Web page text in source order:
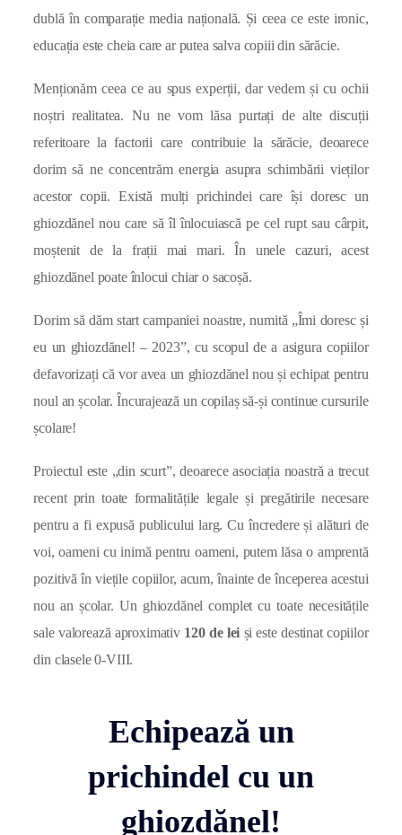
dublă în comparație media națională. Și ceea ce este ironic,
educația este cheia care ar putea salva copiii din sărăcie.
Menționăm ceea ce au spus experții, dar vedem și cu ochii
noștri realitatea. Nu ne vom lăsa purtați de alte discuții
referitoare la factorii care contribuie la sărăcie, deoarece
dorim să ne concentrăm energia asupra schimbării vieților
acestor copii. Există mulți prichindei care își doresc un
ghiozdănel nou care să îl înlocuiască pe cel rupt sau cârpit,
moștenit de la frații mai mari. În unele cazuri, acest
ghiozdănel poate înlocui chiar o sacoșă.
Dorim să dăm start campaniei noastre, numită „Îmi doresc și
eu un ghiozdănel! – 2023”, cu scopul de a asigura copiilor
defavorizați că vor avea un ghiozdănel nou și echipat pentru
noul an școlar. Încurajează un copilaș să-și continue cursurile
școlare!
Proiectul este „din scurt”, deoarece asociația noastră a trecut
recent prin toate formalitățile legale și pregătirile necesare
pentru a fi expusă publicului larg. Cu încredere și alături de
voi, oameni cu inimă pentru oameni, putem lăsa o amprentă
pozitivă în viețile copiilor, acum, înainte de începerea acestui
nou an școlar. Un ghiozdănel complet cu toate necesitățile
sale valorează aproximativ 120 de lei și este destinat copiilor
din clasele 0-VIII.
Echipează un
prichindel cu un
ghiozdănel!